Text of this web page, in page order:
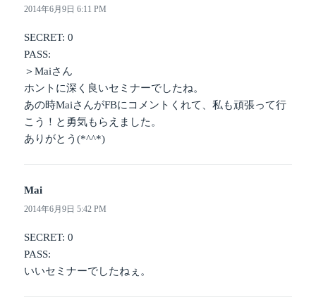
り:
2014年6月9日 6:11 PM
SECRET: 0
PASS:
＞Maiさん
ホントに深く良いセミナーでしたね。
あの時MaiさんがFBにコメントくれて、私も頑張って行
こう！と勇気もらえました。
ありがとう(*^^*)
Mai
り:
2014年6月9日 5:42 PM
SECRET: 0
PASS:
いいセミナーでしたねぇ。